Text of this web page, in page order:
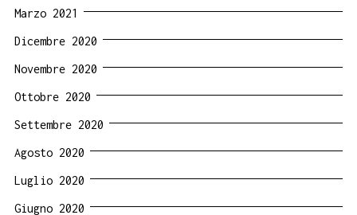
Marzo 2021
Dicembre 2020
Novembre 2020
Ottobre 2020
Settembre 2020
Agosto 2020
Luglio 2020
Giugno 2020